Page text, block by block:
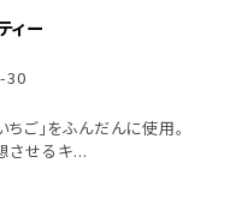
ィー
30
ご」をふんだんに使用。
させるキ...